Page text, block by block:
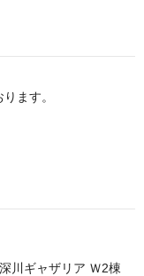
ます。
川ギャザリア Ｗ2棟